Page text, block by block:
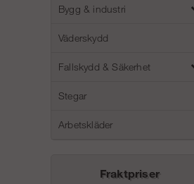
Bygg & industri
Väderskydd
Fallskydd & Säkerhet
Stegar
Arbetskläder
Fraktpriser